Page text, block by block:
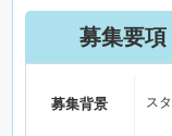
募集要項
募集背景 ス